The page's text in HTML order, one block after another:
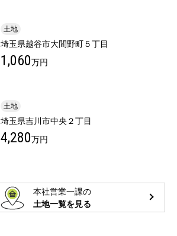
土地
埼玉県越谷市大間野町５丁目
1,060万円
土地
埼玉県吉川市中央２丁目
4,280万円
本社営業一課の
土地一覧を見る